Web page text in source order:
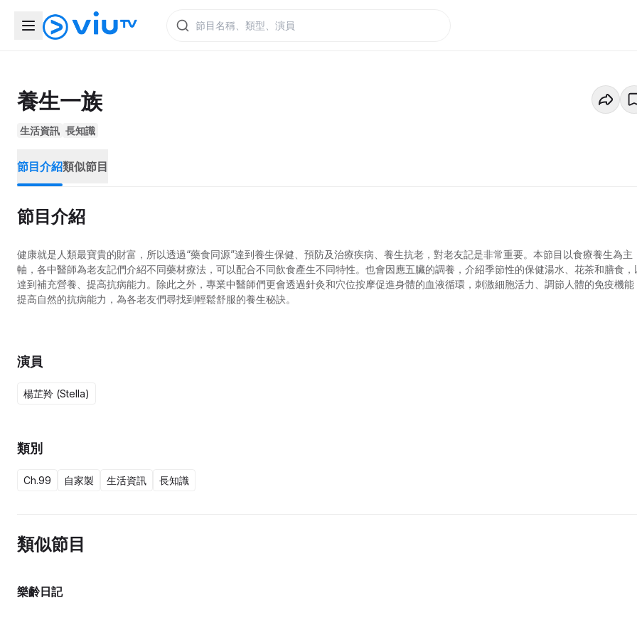
養生一族
生活資訊 長知識
節目介紹類似節目
節目介紹
健康就是人類最寶貴的財富，所以透過“藥食同源”達到養生保健、預防及治療疾病、養生抗老，對老友記是非常重要。本節目以食療養生為主
軸，各中醫師為老友記們介紹不同藥材療法，可以配合不同飲食產生不同特性。也會因應五臟的調養，介紹季節性的保健湯水、花茶和膳食，
達到補充營養、提高抗病能力。除此之外，專業中醫師們更會透過針灸和穴位按摩促進身體的血液循環，刺激細胞活力、調節人體的免疫機能
提高自然的抗病能力，為各老友們尋找到輕鬆舒服的養生秘訣。
演員
楊芷羚 (Stella)
類別
Ch.99 自家製 生活資訊 長知識
類似節目
樂齡日記